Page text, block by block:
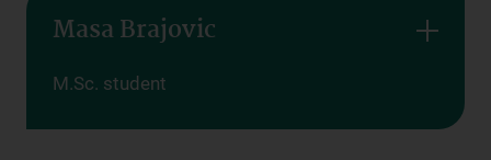
Masa Brajovic
M.Sc. student